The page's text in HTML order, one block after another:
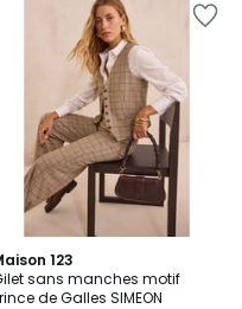
123
sans manches motif
de Galles SIMEON